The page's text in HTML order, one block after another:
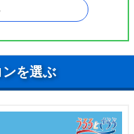
を選ぶ